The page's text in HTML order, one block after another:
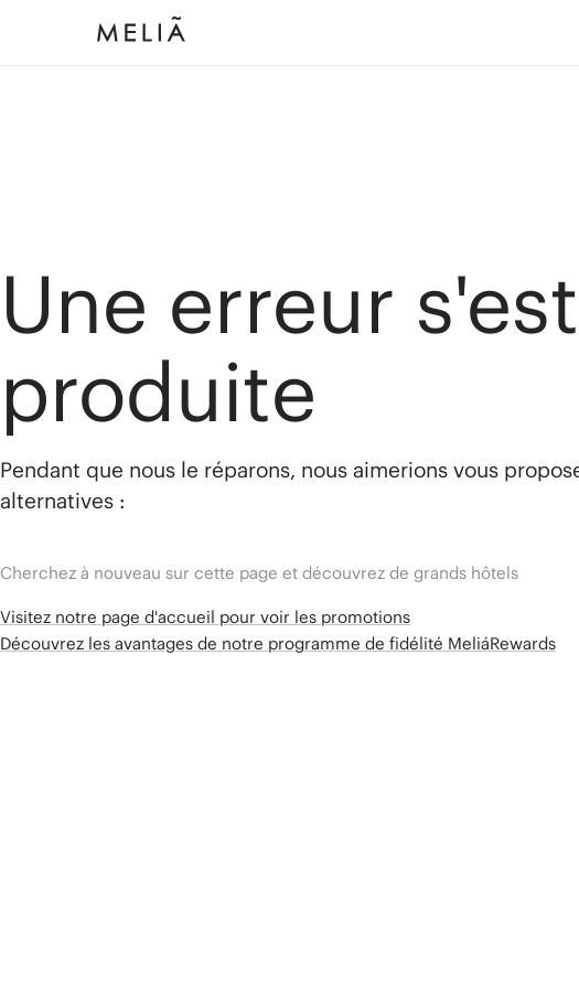
Une erreur s'est
produite
Pendant que nous le réparons, nous aimerions vous
alternatives :
Cherchez à nouveau sur cette page et découvrez de grands hôtels
Visitez notre page d'accueil pour voir les promotions
Découvrez les avantages de notre programme de fidélité MeliáRewards